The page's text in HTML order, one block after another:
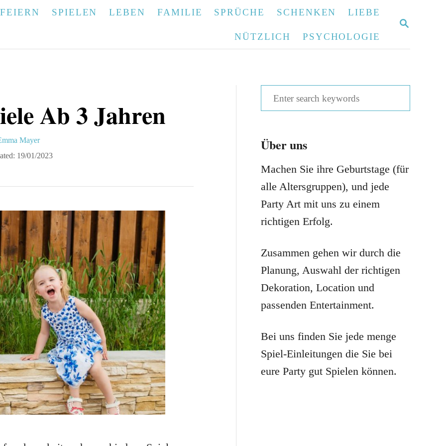
S
FEIERN SPIELEN LEBEN FAMILIE SPRÜCHE SCHENKEN LIEBE
NÜTZLICH PSYCHOLOGIE
Ab 3 Jahren
Mayer
19/01/2023
e
r
c
f
o
:
Über uns
Machen Sie ihre Geburtstage (für
alle Altersgruppen), und jede
Party Art mit uns zu einem
richtigen Erfolg.
Zusammen gehen wir durch die
Planung, Auswahl der richtigen
Dekoration, Location und
passenden Entertainment.
Bei uns finden Sie jede menge
Spiel-Einleitungen die Sie bei
eure Party gut Spielen können.